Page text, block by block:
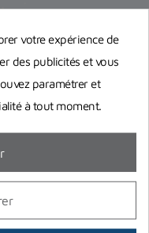
votre expérience de
des publicités et vous
paramétrer et
à tout moment.